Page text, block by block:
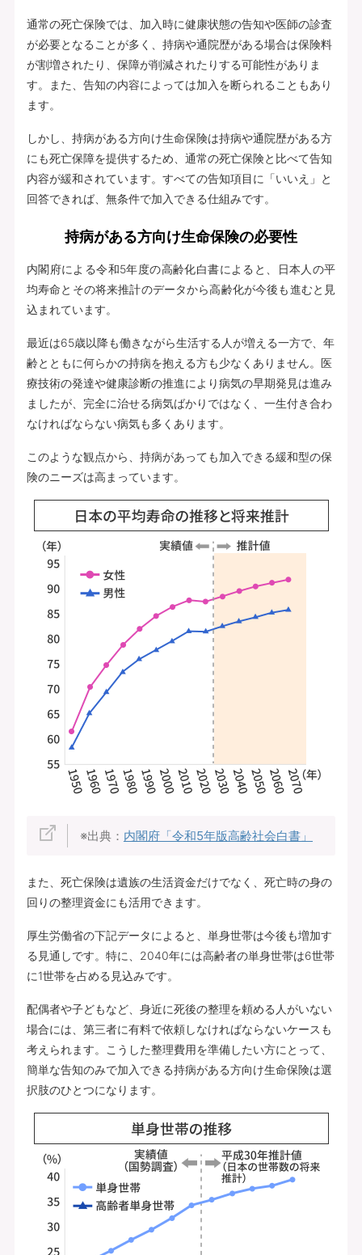
通常の死亡保険では、加入時に健康状態の告知や医師の診査
が必要となることが多く、持病や通院歴がある場合は保険料
が割増されたり、保障が削減されたりする可能性がありま
す。また、告知の内容によっては加入を断られることもあり
ます。
しかし、持病がある方向け生命保険は持病や通院歴がある方
にも死亡保障を提供するため、通常の死亡保険と比べて告知
内容が緩和されています。すべての告知項目に「いいえ」と
回答できれば、無条件で加入できる仕組みです。
持病がある方向け生命保険の必要性
内閣府による令和5年度の高齢化白書によると、日本人の平
均寿命とその将来推計のデータから高齢化が今後も進むと見
込まれています。
最近は65歳以降も働きながら生活する人が増える一方で、年
齢とともに何らかの持病を抱える方も少なくありません。医
療技術の発達や健康診断の推進により病気の早期発見は進み
ましたが、完全に治せる病気ばかりではなく、一生付き合わ
なければならない病気も多くあります。
このような観点から、持病があっても加入できる緩和型の保
険のニーズは高まっています。
※出典： 内閣府「令和5年版高齢社会白書」
また、死亡保険は遺族の生活資金だけでなく、死亡時の身の
回りの整理資金にも活用できます。
厚生労働省の下記データによると、単身世帯は今後も増加す
る見通しです。特に、2040年には高齢者の単身世帯は6世帯
に1世帯を占める見込みです。
配偶者や子どもなど、身近に死後の整理を頼める人がいない
場合には、第三者に有料で依頼しなければならないケースも
考えられます。こうした整理費用を準備したい方にとって、
簡単な告知のみで加入できる持病がある方向け生命保険は選
択肢のひとつになります。